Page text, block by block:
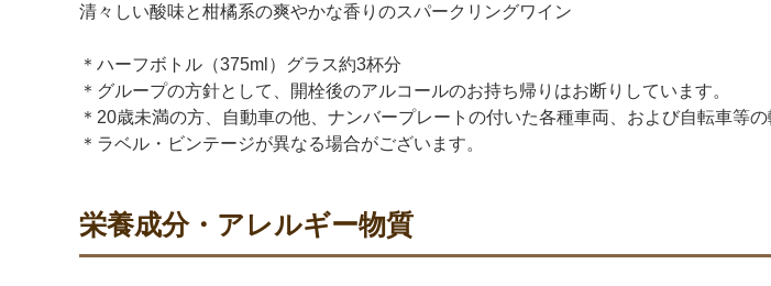
清々しい酸味と柑橘系の爽やかな香りのスパークリングワイン
＊ハーフボトル（375ml）グラス約3杯分
＊グループの方針として、開栓後のアルコールのお持ち帰りはお断りしています。
＊20歳未満の方、自動車の他、ナンバープレートの付いた各種車両、および自転車等
＊ラベル・ビンテージが異なる場合がございます。
栄養成分・アレルギー物質